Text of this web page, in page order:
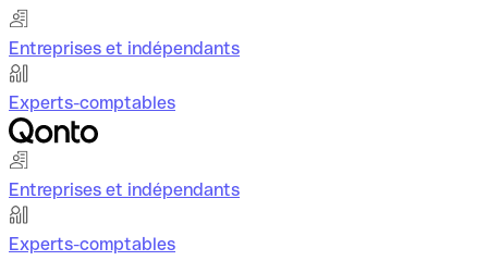
Entreprises et indépendants
Experts-comptables
Entreprises et indépendants
Experts-comptables